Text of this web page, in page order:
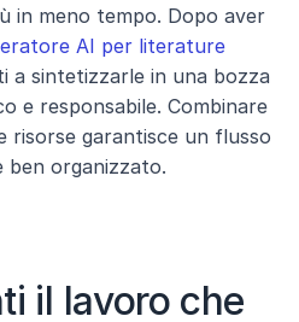
in meno tempo. Dopo aver
AI per literature
a sintetizzarle in una bozza
e responsabile. Combinare
risorse garantisce un flusso
ben organizzato.
il lavoro che